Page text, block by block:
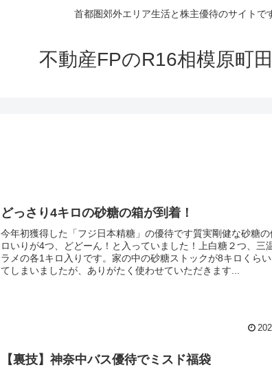
首都圏郊外エリア生活と株主優待のサイトで
不動産FPのR16相模原町
どっさり4キロの砂糖の箱が到着！
今年初獲得した「フジ日本精糖」の優待です質実剛健な砂糖の
ロいりが4つ、どどーん！と入っていました！上白糖２つ、三
ラメの各1キロ入りです。家の中の砂糖ストックが8キロくら
てしまいましたが、ありがたく使わせていただきます...
【裏技】神奈中バス優待でミスド福袋